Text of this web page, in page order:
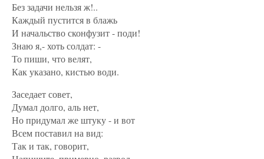
Без задачи нельзя ж!..
Каждый пустится в блажь
И начальство сконфузит - поди!
Знаю я,- хоть солдат: -
То пиши, что велят,
Как указано, кистью води.
Заседает совет,
Думал долго, аль нет,
Но придумал же штуку - и вот
Всем поставил на вид:
Так и так, говорит,